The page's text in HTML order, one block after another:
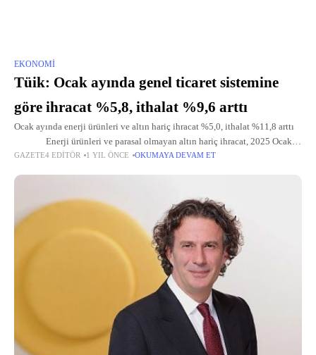
EKONOMI
Tüik: Ocak ayında genel ticaret sistemine
göre ihracat %5,8, ithalat %9,6 arttı
Ocak ayında enerji ürünleri ve altın hariç ihracat %5,0, ithalat %11,8 arttı
Enerji ürünleri ve parasal olmayan altın hariç ihracat, 2025 Ocak
ayında %5,0 artarak 18 milyar 576
GAZETE4 EDITÖR 1 YIL ÖNCE OKUMAYA DEVAM ET